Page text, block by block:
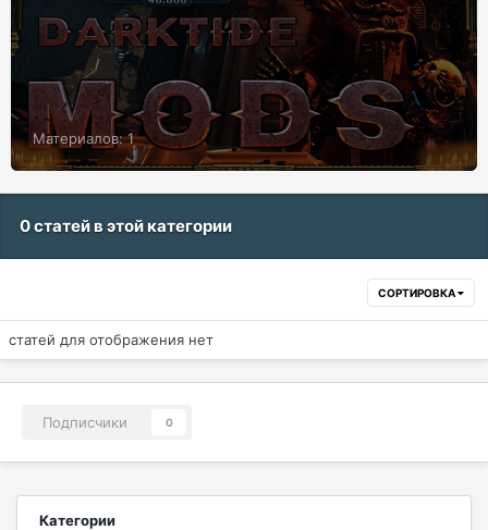
Материалов: 1
0 статей в этой категории
СОРТИРОВКА
статей для отображения нет
Подписчики 0
Категории